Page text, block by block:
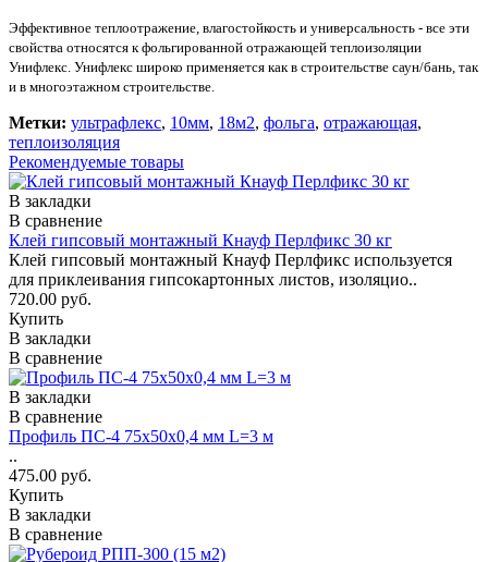
Эффективное теплоотражение, влагостойкость и универсальность - все эти
свойства относятся к фольгированной отражающей теплоизоляции
Унифлекс. Унифлекс широко применяется как в строительстве саун/бань, так
и в многоэтажном строительстве.
Метки: ультрафлекс, 10мм, 18м2, фольга, отражающая,
теплоизоляция
Рекомендуемые товары
В закладки
В сравнение
Клей гипсовый монтажный Кнауф Перлфикс 30 кг
Клей гипсовый монтажный Кнауф Перлфикс используется
для приклеивания гипсокартонных листов, изоляцио..
720.00 руб.
Купить
В закладки
В сравнение
В закладки
В сравнение
Профиль ПС-4 75x50x0,4 мм L=3 м
..
475.00 руб.
Купить
В закладки
В сравнение